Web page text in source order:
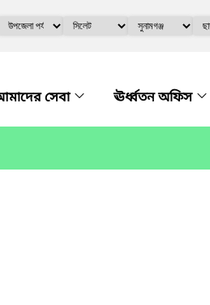
সেবা ঊর্ধ্বতন অফিস